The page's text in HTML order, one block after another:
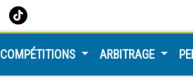
COMPÉTITIONS ARBITRAGE